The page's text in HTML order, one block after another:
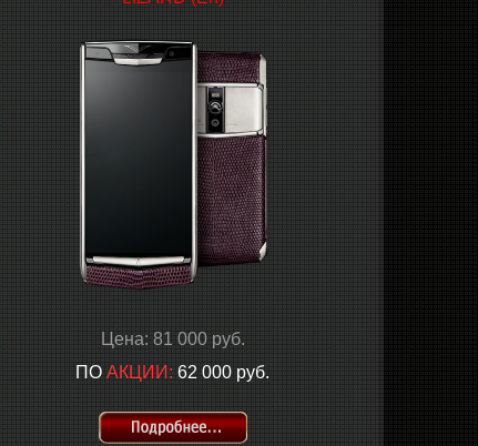
Цена: 81 000 руб.
ПО АКЦИИ: 62 000 руб.